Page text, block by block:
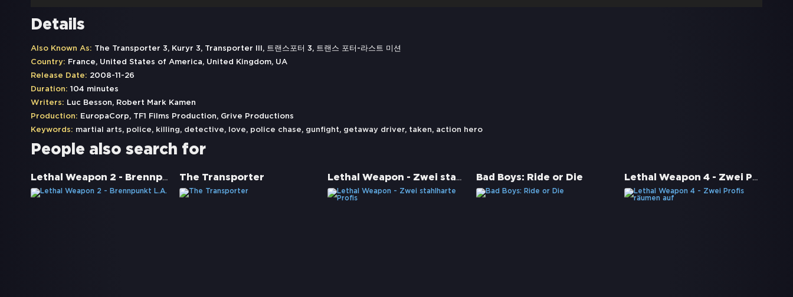
Details
Also Known As: The Transporter 3, Kuryr 3, Transporter III, 트랜스포터 3, 트랜스 포터-라스트 미션
Country: France, United States of America, United Kingdom, UA
Release Date: 2008-11-26
Duration: 104 minutes
Writers: Luc Besson, Robert Mark Kamen
Production: EuropaCorp, TF1 Films Production, Grive Productions
Keywords: martial arts, police, killing, detective, love, police chase, gunfight, getaway driver, taken, action hero
People also search for
Lethal Weapon 2 - Brennpunkt L.A. The Transporter Lethal Weapon - Zwei stahlharte Profis Bad Boys: Ride or Die Lethal Weapon 4 - Zwei Profis räumen auf